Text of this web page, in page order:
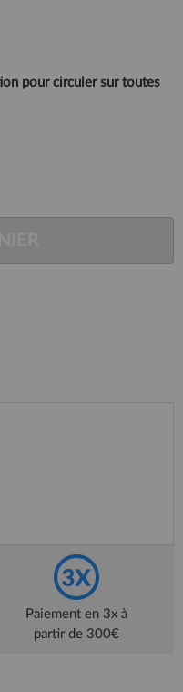
pour circuler sur toutes
Paiement en 3x à
partir de 300€